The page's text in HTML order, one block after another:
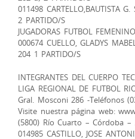
011498 CARTELLO,BAUTISTA
2 PARTIDO/S
JUGADORAS FUTBOL
000674 CUELLO, GLADYS
204 1 PARTIDO/S
INTEGRANTES DEL CUERPO
LIGA REGIONAL DE FUTBOL
Gral. Mosconi 286 -Teléfonos
Visite nuestra página web:
(5800) Río Cuarto – Córdoba –
014985 CASTILLO, JOSE